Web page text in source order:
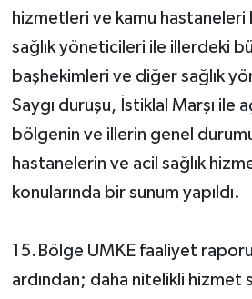
hizmetleri ve kamu hastaneleri
sağlık yöneticileri ile illerdeki
başhekimleri ve diğer sağlık
Saygı duruşu, İstiklal Marşı ile
bölgenin ve illerin genel
hastanelerin ve acil sağlık
konularında bir sunum yapıldı.
15.Bölge UMKE faaliyet
ardından; daha nitelikli hizmet